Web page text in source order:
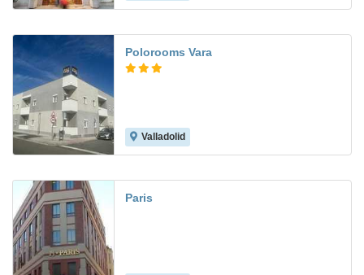
Polorooms Vara
Valladolid
Paris